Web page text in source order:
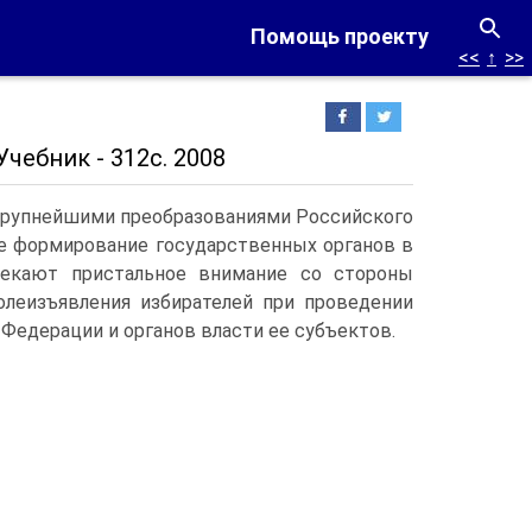
Помощь проекту
<< ↑ >>
- 312с. 2008
преобразованиями Российского
формирование государственных органов в
пристальное внимание со стороны
избирателей при проведении
и органов власти ее субъектов.